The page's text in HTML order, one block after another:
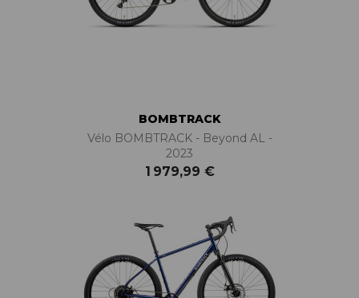
BOMBTRACK
Vélo BOMBTRACK - Beyond AL -
2023
1 979,99 €